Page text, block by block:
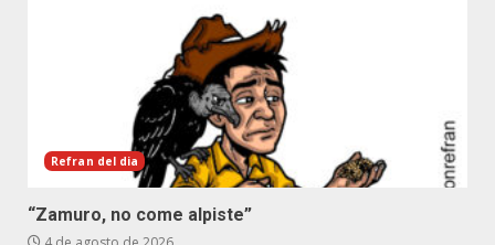
Refran del dia
“Zamuro, no come alpiste”